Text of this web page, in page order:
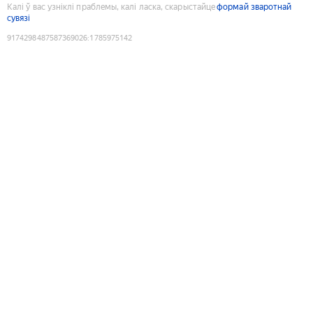
Калі ў вас узніклі праблемы, калі ласка, скарыстайцеформай зваротнай
сувязі
9174298487587369026:1785975142